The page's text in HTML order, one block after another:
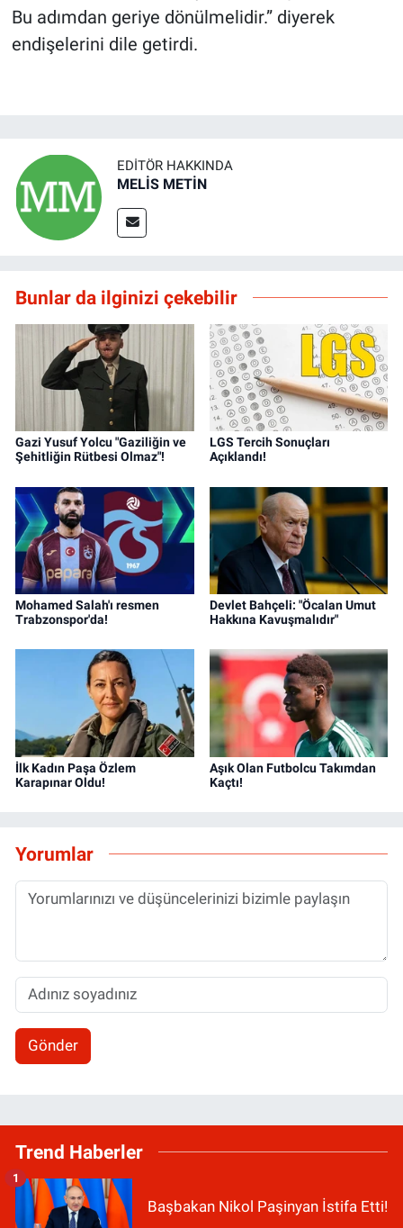
Bu adımdan geriye dönülmelidir.” diyerek
endişelerini dile getirdi.
EDITÖR HAKKINDA
MELİS METİN
Bunlar da ilginizi çekebilir
Gazi Yusuf Yolcu "Gaziliğin ve
Şehitliğin Rütbesi Olmaz"!
LGS Tercih Sonuçları
Açıklandı!
Mohamed Salah'ı resmen
Trabzonspor'da!
Devlet Bahçeli: "Öcalan Umut
Hakkına Kavuşmalıdır"
İlk Kadın Paşa Özlem
Karapınar Oldu!
Aşık Olan Futbolcu Takımdan
Kaçtı!
Yorumlar
Gönder
Trend Haberler
Başbakan Nikol Paşinyan İstifa Etti!
1